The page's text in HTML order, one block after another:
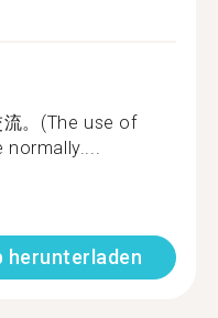
流。(The use of
normally....
herunterladen